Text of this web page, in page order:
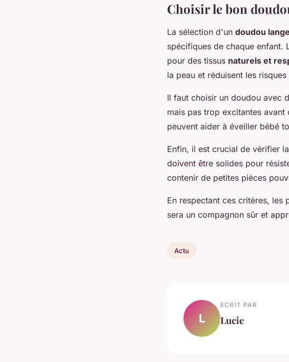
Choisir le bon
La sélection d'un doudou lange
spécifiques de chaque enfant.
pour des tissus naturels et
la peau et réduisent les
Il faut choisir un doudou avec
mais pas trop excitantes
peuvent aider à éveiller bébé
Enfin, il est crucial de vérifier la
doivent être solides pour
contenir de petites pièces
En respectant ces critères, les
sera un compagnon sûr et
Actu
L
ECRIT PAR
Lucie